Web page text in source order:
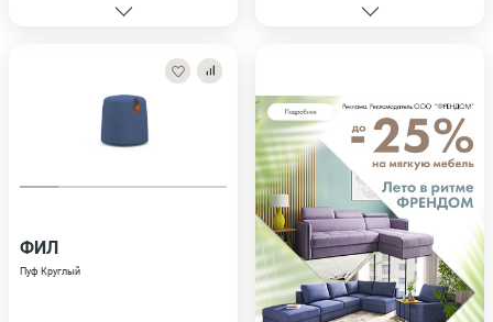
ФИЛ
Пуф Круглый